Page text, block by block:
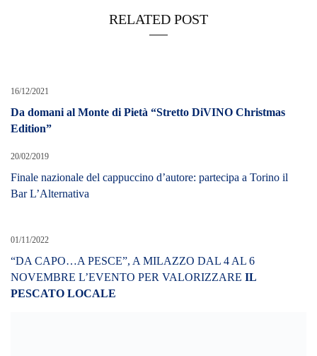
RELATED POST
16/12/2021
Da domani al Monte di Pietà “Stretto DiVINO Christmas
Edition”
20/02/2019
Finale nazionale del cappuccino d’autore: partecipa a Torino il
Bar L’Alternativa
01/11/2022
“DA CAPO…A PESCE”, A MILAZZO DAL 4 AL 6
NOVEMBRE L’EVENTO PER VALORIZZARE IL
PESCATO LOCALE